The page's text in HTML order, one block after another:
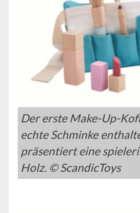
Der erste Make-Up-
echte Schminke
präsentiert eine
Holz. © ScandicToys